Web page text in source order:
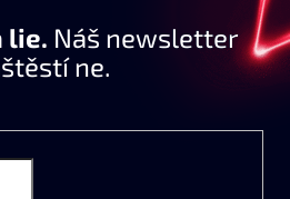
lie. Náš newsletter
ne.